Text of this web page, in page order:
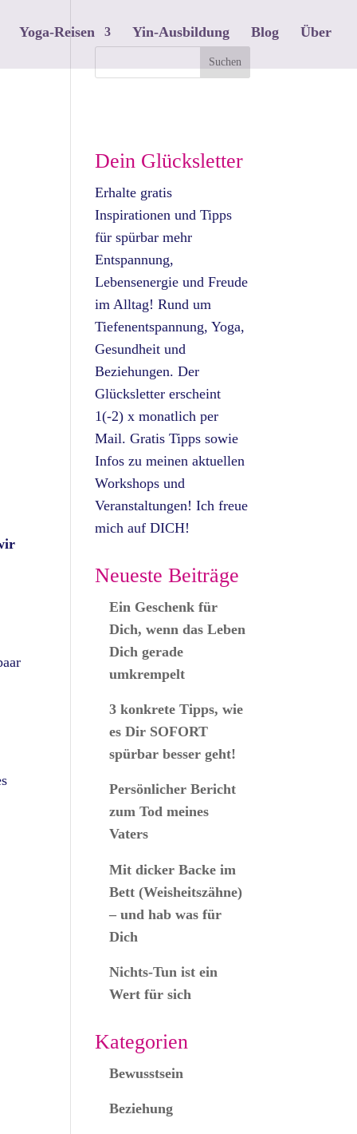
Yoga-Reisen Yin-Ausbildung Blog Über
Dein Glücksletter
Erhalte gratis
Inspirationen und Tipps
für spürbar mehr
Entspannung,
Lebensenergie und Freude
im Alltag! Rund um
Tiefenentspannung, Yoga,
Gesundheit und
Beziehungen. Der
Glücksletter erscheint
1(-2) x monatlich per
Mail. Gratis Tipps sowie
Infos zu meinen aktuellen
Workshops und
Veranstaltungen! Ich freue
mich auf DICH!
Neueste Beiträge
Ein Geschenk für
Dich, wenn das Leben
Dich gerade
umkrempelt
3 konkrete Tipps, wie
es Dir SOFORT
spürbar besser geht!
Persönlicher Bericht
zum Tod meines
Vaters
Mit dicker Backe im
Bett (Weisheitszähne)
– und hab was für
Dich
Nichts-Tun ist ein
Wert für sich
Kategorien
Bewusstsein
Beziehung